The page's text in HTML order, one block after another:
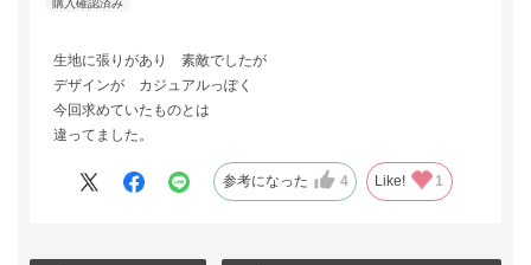
生地に張りがあり 素敵でしたが
デザインが カジュアルっぽく
今回求めていたものとは
違ってました。
参考になった 4 Like! 1